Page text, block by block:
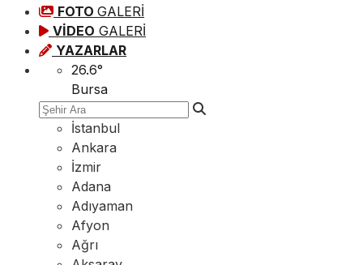
FOTO GALERİ
VİDEO GALERİ
YAZARLAR
26.6°
Bursa
İstanbul
Ankara
İzmir
Adana
Adıyaman
Afyon
Ağrı